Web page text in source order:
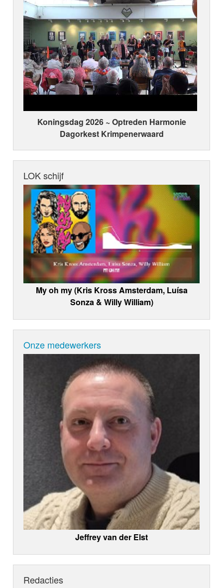
Koningsdag 2026 ~ Optreden Harmonie
Dagorkest Krimpenerwaard
LOK schijf
My oh my (Kris Kross Amsterdam, Luísa
Sonza & Willy William)
Onze medewerkers
Jeffrey van der Elst
Redacties